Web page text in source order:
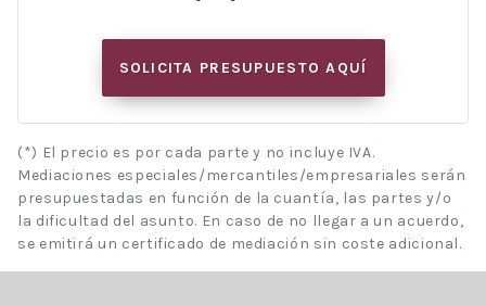
SOLICITA PRESUPUESTO AQUÍ
(*) El precio es por cada parte y no incluye IVA.
Mediaciones especiales/mercantiles/empresariales serán
presupuestadas en función de la cuantía, las partes y/o
la dificultad del asunto. En caso de no llegar a un acuerdo,
se emitirá un certificado de mediación sin coste adicional.